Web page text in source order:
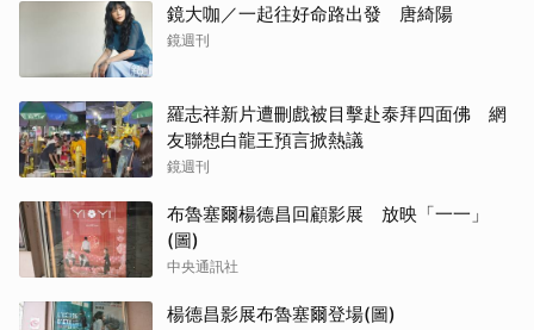
鏡大咖／一起往好命路出發 唐綺陽
鏡週刊
羅志祥新片遭刪戲被目擊赴泰拜四面佛 網
友聯想白龍王預言掀熱議
鏡週刊
布魯塞爾楊德昌回顧影展 放映「一一」
(圖)
中央通訊社
楊德昌影展布魯塞爾登場(圖)